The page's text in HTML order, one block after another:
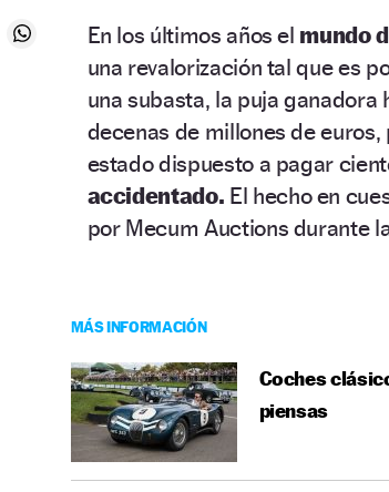
En los últimos años el mundo
una revalorización tal que es
una subasta, la puja
decenas de millones de
estado dispuesto a pagar
accidentado. El hecho en
por Mecum Auctions durante
MÁS INFORMACIÓN
Coches
piensas